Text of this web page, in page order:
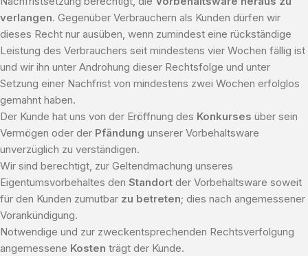
verlangen. Gegenüber Verbrauchern als Kunden dürfen wir
dieses Recht nur ausüben, wenn zumindest eine rückständige
Leistung des Verbrauchers seit mindestens vier Wochen fällig ist
und wir ihn unter Androhung dieser Rechtsfolge und unter
Setzung einer Nachfrist von mindestens zwei Wochen erfolglos
gemahnt haben.
Der Kunde hat uns von der Eröffnung des Konkurses über sein
Vermögen oder der Pfändung unserer Vorbehaltsware
unverzüglich zu verständigen.
Wir sind berechtigt, zur Geltendmachung unseres
Eigentumsvorbehaltes den Standort der Vorbehaltsware soweit
für den Kunden zumutbar zu betreten; dies nach angemessener
Vorankündigung.
Notwendige und zur zweckentsprechenden Rechtsverfolgung
angemessene Kosten trägt der Kunde.